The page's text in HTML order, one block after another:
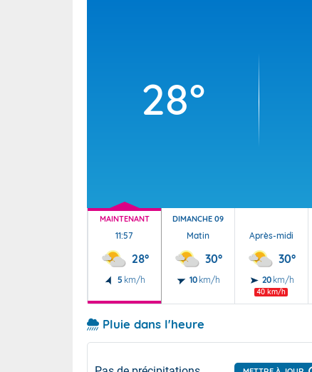
28°
MAINTENANT
11:57
28°
5 km/h
DIMANCHE 09
Matin
30°
10 km/h
Après-midi
30°
20 km/h
40 km/h
Pluie dans l'heure